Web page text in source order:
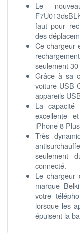
Le
faut pour
des
Ce chargeur
seulement
Grâce à sa
voiture USB-
appareils
La
excellente
iPhone 8
Très
seulement
connecté.
Le chargeur
marque
votre
lorsque les
épuisent la